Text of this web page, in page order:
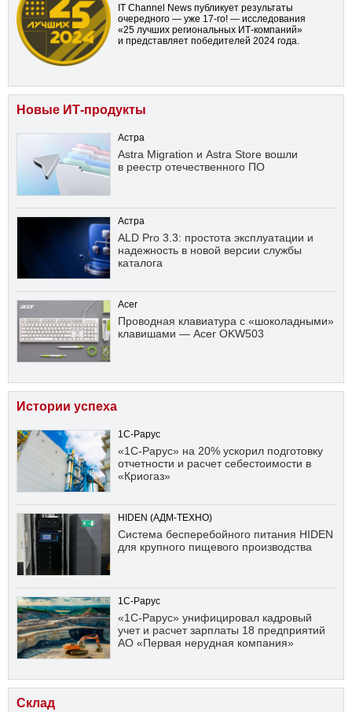
IT Channel News публикует результаты
очередного — уже 17-го! — исследования
«25 лучших региональных ИТ-компаний»
и представляет победителей 2024 года.
Новые ИТ-продукты
Астра
Astra Migration и Astra Store вошли
в реестр отечественного ПО
Астра
ALD Pro 3.3: простота эксплуатации и
надежность в новой версии службы
каталога
Acer
Проводная клавиатура с «шоколадными»
клавишами — Acer OKW503
Истории успеха
1С-Рарус
«1С-Рарус» на 20% ускорил подготовку
отчетности и расчет себестоимости в
«Криогаз»
HIDEN (АДМ-ТЕХНО)
Система бесперебойного питания HIDEN
для крупного пищевого производства
1С-Рарус
«1С-Рарус» унифицировал кадровый
учет и расчет зарплаты 18 предприятий
АО «Первая нерудная компания»
Склад